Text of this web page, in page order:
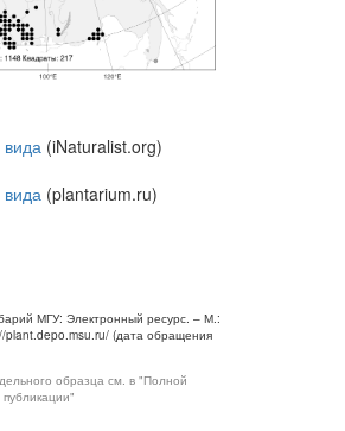
(iNaturalist.org)
(plantarium.ru)
МГУ: Электронный ресурс. – М.:
(дата обращения
образца см. в "Полной